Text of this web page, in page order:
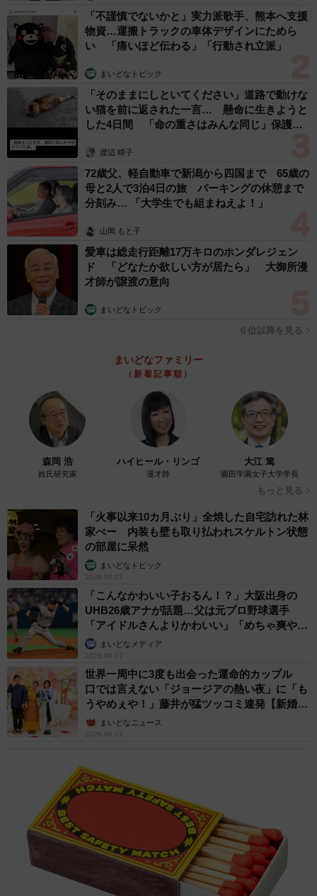
術もできると言われたんです。点滴をしたら翌日は少し元
気になったので、手術するかどうか尋ねられました。当
時、ペットを飼えないアパートに住んでいたのと、費用も
高額だったので迷いました。でも、主人がペットを飼える
ところに引っ越してもいいと言ってくれたので、手術をし
てもらいました」
甘えん坊の猫に
リリィちゃんと名付けられた子猫は、術後1か月間入院した
が、10月3日、無事退院した。
「実家では子供の時から猫を飼っていて、もともと猫が好
きなんですが、飼うつもりはなかったんです。でも、偶
然、早めに家を出た日に、いつもは交通量が多い道路が空
いていて、偶然が重なってリリィと出会ったことに運命を
感じました」
今では元気に走り回っているリリィちゃん。とても甘えん
坊で、人がいないと部屋にいられない。特に、江口さんに
懐いていて、部屋を移動したら必ずついてくる。冬は布団
頭が良くて、どうすれば江口さんが起きるのかよく知って
いる。ニャーニャー鳴くだけでは起こせない。クローゼッ
トを手で叩いて音を立てて起こす。夜はかまってちゃんに
なるが、食後、お皿を洗っているうちは、絶対に相手にし
てもらえないと分かっているので、遠くに座っている。し
「不謹慎でないかと」実力派歌手、熊本へ支援
物資…運搬トラックの車体デザインにためら
い 「痛いほど伝わる」「行動され立派」
まいどなトピック
「そのままにしといてください」道路で動けな
い猫を前に返された一言… 懸命に生きようと
した4日間 「命の重さはみんな同じ」保護団
渡辺 晴子
72歳父、軽自動車で新潟から四国まで 65歳の
母と2人で3泊4日の旅 パーキングの休憩まで
分刻み… 「大学生でも組まねえよ！」
山岡 もと子
愛車は総走行距離17万キロのホンダレジェン
ド 「どなたか欲しい方が居たら」 大御所漫
才師が譲渡の意向
まいどなトピック
６位以降を見る
まいどなファミリー
（新着記事順）
森岡 浩
姓氏研究家
ハイヒール・リンゴ
漫才師
大江 篤
園田学園女子大学学長
もっと見る
「火事以来10カ月ぶり」全焼した自宅訪れた林
家ぺー 内装も壁も取り払われスケルトン状態
の部屋に呆然
まいどなトピック
2026.08.07
「こんなかわいい子おるん！？」大阪出身の
UHB26歳アナが話題…父は元プロ野球選手
「アイドルさんよりかわいい」「めちゃ爽や
か」まいどなメディア
2026.08.07
世界一周中に3度も出会った運命的カップル
口では言えない「ジョージアの熱い夜」に「も
うやめぇや！」藤井が猛ツッコミ連発【新婚さ
ん】まいどなニュース
2026.08.07